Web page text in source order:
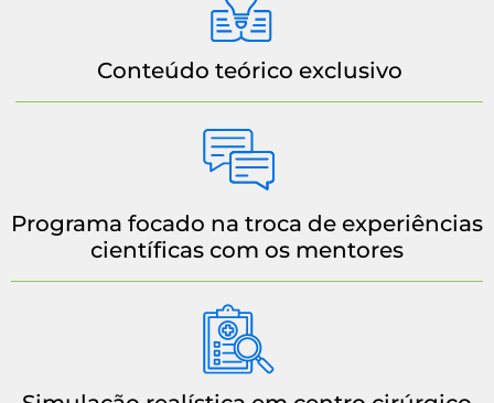
Conteúdo teórico exclusivo
Programa focado na troca de experiências
científicas com os mentores